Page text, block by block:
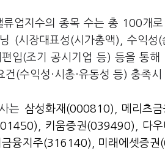
업지수의 종목 수는 총 100개
(시장대표성(시가총액), 수익
입(조기 공시기업 등) 등을 통
(수익성·시총·유동성 등) 충족
는 삼성화재(000810) 메리츠
키움증권(039490) 다
금융지주(316140) 미래에셋증